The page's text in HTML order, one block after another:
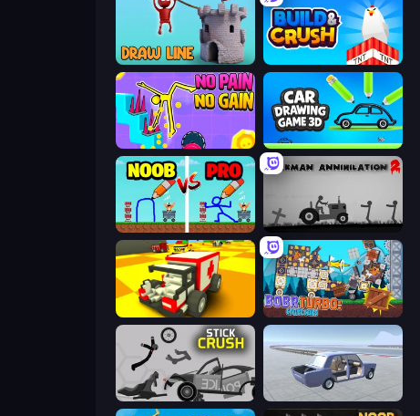
Draw Line Build and Crush
No Pain No Gain - Ragdoll Sandbox Car Drawing Game 3D
DOP Noob: Draw to Save Stickman Annihilation 2
Bobr Turbo: Craft Cars
Stick Crush Car Tuning Simulator